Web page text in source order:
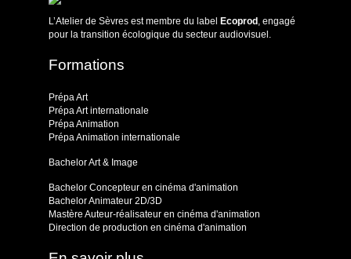
L’Atelier de Sèvres est membre du label Ecoprod , engagé
pour la transition écologique du secteur audiovisuel.
Formations
Prépa Art
Prépa Art internationale
Prépa Animation
Prépa Animation internationale
Bachelor Art & Image
Bachelor Concepteur en cinéma d'animation
Bachelor Animateur 2D/3D
Mastère Auteur-réalisateur en cinéma d'animation
Direction de production en cinéma d'animation